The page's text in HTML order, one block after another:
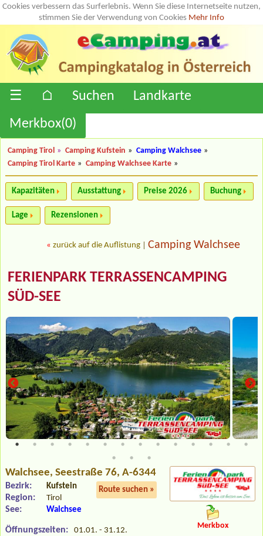
Cookies verbessern das Surferlebnis. Wenn Sie diese Internetseite nutzen,
stimmen Sie der Verwendung von Cookies Mehr Info
☰ ⌂ Suchen
Landkarte
Merkbox(0)
Camping Tirol » Camping Kufstein » Camping Walchsee »
Camping Tirol Karte » Camping Walchsee Karte »
Kapazitäten Ausstattung Preise 2026 Buchung
Lage Rezensionen
« zurück auf die Auflistung Camping Walchsee
FERIENPARK TERRASSENCAMPING
SÜD-SEE
Walchsee, Seestraße 76, A-6344
Route suchen »
Bezirk: Kufstein
Region: Tirol
See: Walchsee
Öffnungszeiten: 01.01. - 31.12.
Merkbox